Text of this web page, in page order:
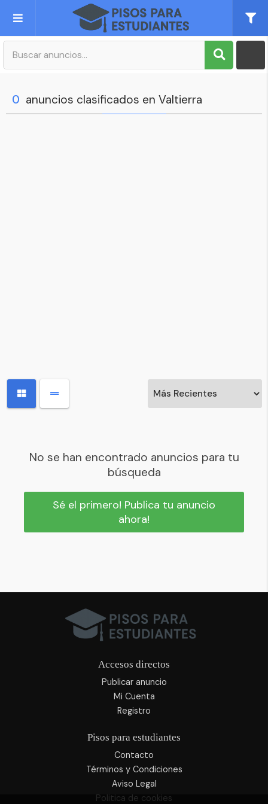
Publica tu Anuncio
0 anuncios clasificados en Valtierra
No se han encontrado anuncios para tu
búsqueda
Sé el primero! Publica tu anuncio
ahora!
Accesos directos
Publicar anuncio
Mi Cuenta
Registro
Pisos para estudiantes
Contacto
Términos y Condiciones
Aviso Legal
Politica de cookies